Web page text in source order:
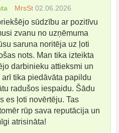
MrsSt 02.06.2026
sūdzību ar pozitīvu
zvanu no uzņēmuma
saruna noritēja uz ļoti
nots. Man tika izteikta
darbinieku attieksmi un
tika piedāvāta papildu
radušos iespaidu. Šādu
es ļoti novērtēju. Tas
rūp sava reputācija un
atrisināta!